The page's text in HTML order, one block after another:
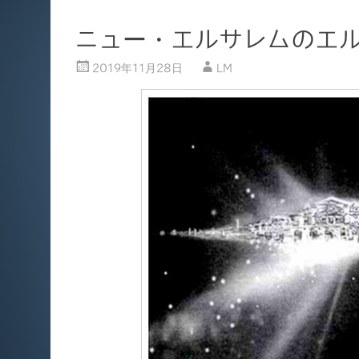
ニュー・エルサレムのエ
2019年11月28日 LM